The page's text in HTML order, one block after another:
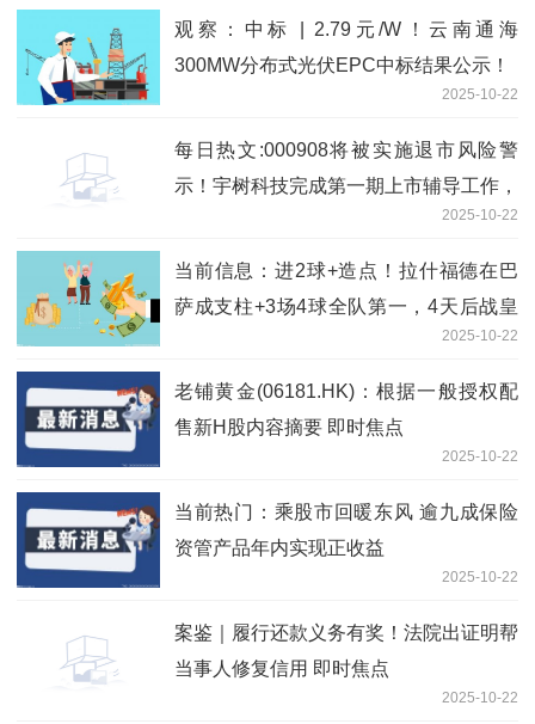
观察：中标 | 2.79元/W！云南通海
300MW分布式光伏EPC中标结果公示！
2025-10-22
每日热文:000908将被实施退市风险警
示！宇树科技完成第一期上市辅导工作，
2025-10-22
当前信息：进2球+造点！拉什福德在巴
萨成支柱+3场4球全队第一，4天后战皇
2025-10-22
老铺黄金(06181.HK)：根据一般授权配
售新H股内容摘要 即时焦点
2025-10-22
当前热门：乘股市回暖东风 逾九成保险
资管产品年内实现正收益
2025-10-22
案鉴｜履行还款义务有奖！法院出证明帮
当事人修复信用 即时焦点
2025-10-22